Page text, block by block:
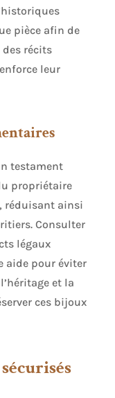
pièce afin de
des récits
leur
testament
propriétaire
réduisant ainsi
Consulter
légaux
aide pour éviter
et la
ces bijoux